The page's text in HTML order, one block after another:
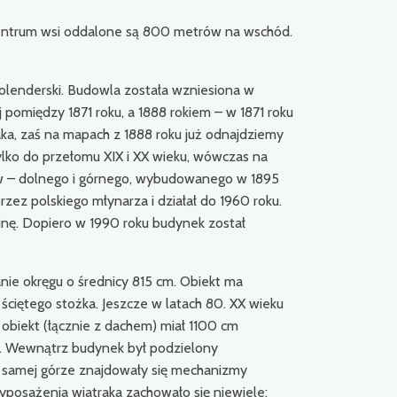
wsi oddalone są 800 metrów na wschód.
Budowla została wzniesiona w
1871 roku, a 1888 rokiem – w 1871 roku
zaś na mapach z 1888 roku już odnajdziemy
do przełomu XIX i XX wieku, wówczas na
– dolnego i górnego, wybudowanego w 1895
polskiego młynarza i działał do 1960 roku.
Dopiero w 1990 roku budynek został
okręgu o średnicy 815 cm. Obiekt ma
stożka. Jeszcze w latach 80. XX wieku
(łącznie z dachem) miał 1100 cm
Wewnątrz budynek był podzielony
górze znajdowały się mechanizmy
wiatraka zachowało się niewiele: